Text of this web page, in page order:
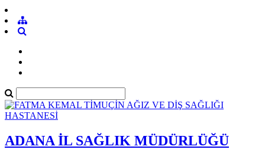
ADANA İL SAĞLIK MÜDÜRLÜĞÜ